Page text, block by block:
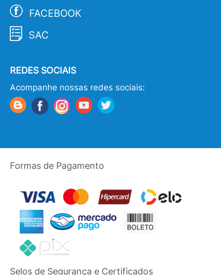
FACEBOOK
SAC
REDES SOCIAIS
Acompanhe nossas redes sociais:
Formas de Pagamento
Selos de Segurança e Certificados